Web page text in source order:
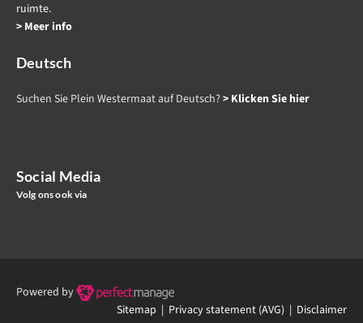
ruimte.
> Meer info
Deutsch
Suchen Sie Plein Westermaat auf Deutsch?> Klicken Sie hier
Social Media
Volg ons ook via
Powered by
| Disclaimer
Privacy statement (AVG)
Sitemap |